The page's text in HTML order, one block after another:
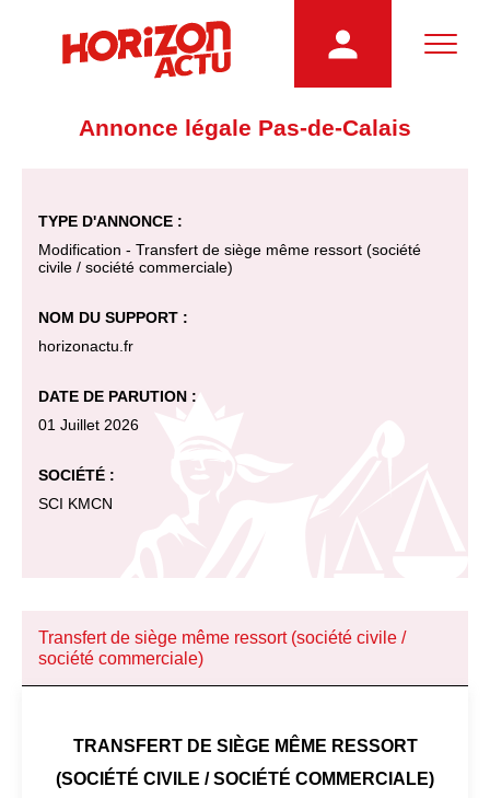
Annonce légale Pas-de-Calais
TYPE D'ANNONCE :
Modification - Transfert de siège même ressort (société
civile / société commerciale)
NOM DU SUPPORT :
horizonactu.fr
DATE DE PARUTION :
01 Juillet 2026
SOCIÉTÉ :
SCI KMCN
Transfert de siège même ressort (société civile /
société commerciale)
TRANSFERT DE SIÈGE MÊME RESSORT
(SOCIÉTÉ CIVILE / SOCIÉTÉ COMMERCIALE)